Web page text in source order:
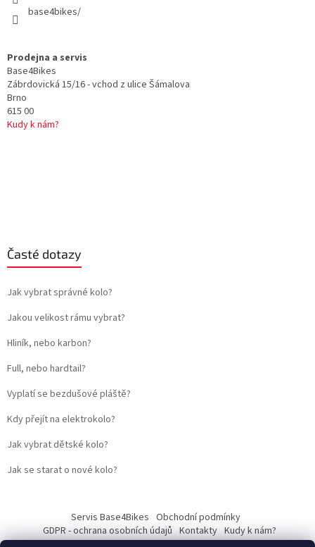
base4bikes/
Prodejna a servis
Base4Bikes
Zábrdovická 15/16 - vchod z ulice Šámalova
Brno
615 00
Kudy k nám?
Časté dotazy
Jak vybrat správné kolo?
Jakou velikost rámu vybrat?
Hliník, nebo karbon?
Full, nebo hardtail?
Vyplatí se bezdušové pláště?
Kdy přejít na elektrokolo?
Jak vybrat dětské kolo?
Jak se starat o nové kolo?
Servis Base4Bikes Obchodní podmínky
GDPR - ochrana osobních údajů Kontakty Kudy k nám?